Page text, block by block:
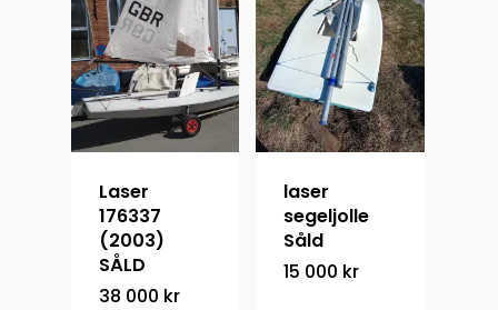
Laser
176337
(2003)
SÅLD
38 000 kr
laser
segeljolle
Såld
15 000 kr